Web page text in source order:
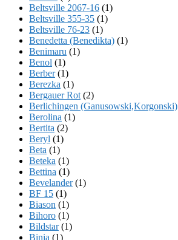
Beltsville 2067-16 (1)
Beltsville 355-35 (1)
Beltsville 76-23 (1)
Benedetta (Benedikta) (1)
Benimaru (1)
Benol (1)
Berber(1)
Berezka (1)
Bergauer Rot (2)
Berlichingen (Ganusowski,Korgonski)
Berolina (1)
Bertita (2)
Beryl (1)
Beta (1)
Beteka (1)
Bettina (1)
Bevelander(1)
BF 15 (1)
Biason (1)
Bihoro (1)
Bildstar(1)
Binia (1)